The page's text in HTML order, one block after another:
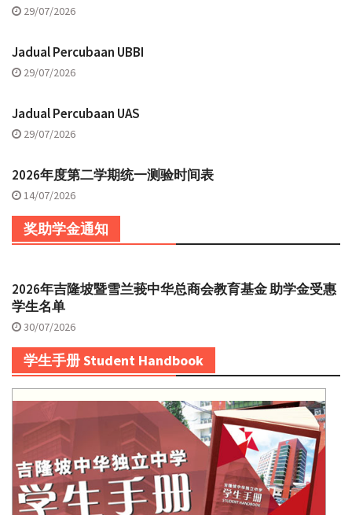
29/07/2026
Jadual Percubaan UBBI
29/07/2026
Jadual Percubaan UAS
29/07/2026
2026年度第二学期统一测验时间表
14/07/2026
奖助学金通知
2026年吉隆坡暨雪兰莪中华总商会教育基金 助学金受惠
学生名单
30/07/2026
学生手册 Student Handbook